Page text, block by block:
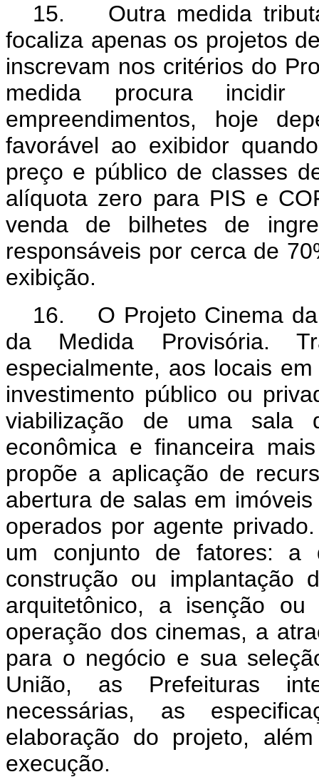
15. Outra medida
focaliza apenas os projetos
inscrevam nos critérios do
medida procura incidir
empreendimentos, hoje
favorável ao exibidor
preço e público de classes
alíquota zero para PIS e
venda de bilhetes de
responsáveis por cerca de
exibição.
16. O Projeto Cinema da
da Medida Provisória.
especialmente, aos locais
investimento público ou
viabilização de uma sala
econômica e financeira
propõe a aplicação de
abertura de salas em
operados por agente
um conjunto de fatores: a
construção ou implantação
arquitetônico, a isenção
operação dos cinemas, a
para o negócio e sua
União, as Prefeituras
necessárias, as
elaboração do projeto,
execução.